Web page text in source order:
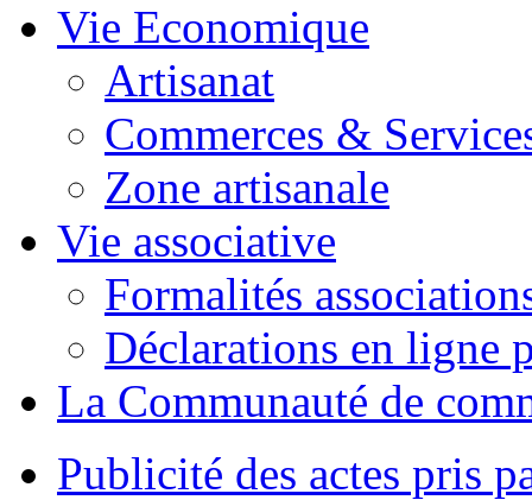
Vie Economique
Artisanat
Commerces &
Zone artisanale
Vie associative
Formalités
Déclarations en ligne
La Communauté de
Publicité des actes pris